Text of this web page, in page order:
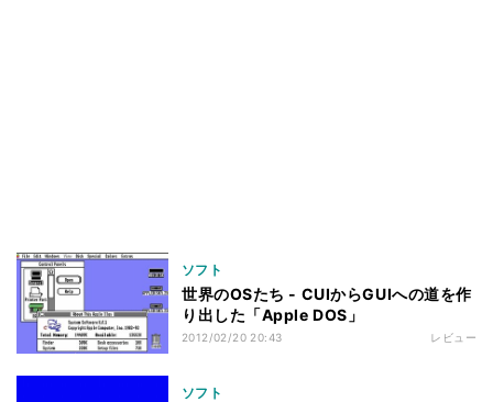
ソフト
世界のOSたち - CUIからGUIへの道を作
り出した「Apple DOS」
2012/02/20 20:43 レビュー
ソフト